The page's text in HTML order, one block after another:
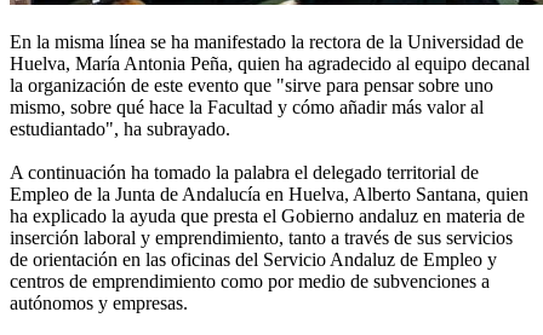
En la misma línea se ha manifestado la rectora de la Universidad de
Huelva, María Antonia Peña, quien ha agradecido al equipo decanal
la organización de este evento que "sirve para pensar sobre uno
mismo, sobre qué hace la Facultad y cómo añadir más valor al
estudiantado", ha subrayado.
A continuación ha tomado la palabra el delegado territorial de
Empleo de la Junta de Andalucía en Huelva, Alberto Santana, quien
ha explicado la ayuda que presta el Gobierno andaluz en materia de
inserción laboral y emprendimiento, tanto a través de sus servicios
de orientación en las oficinas del Servicio Andaluz de Empleo y
centros de emprendimiento como por medio de subvenciones a
autónomos y empresas.